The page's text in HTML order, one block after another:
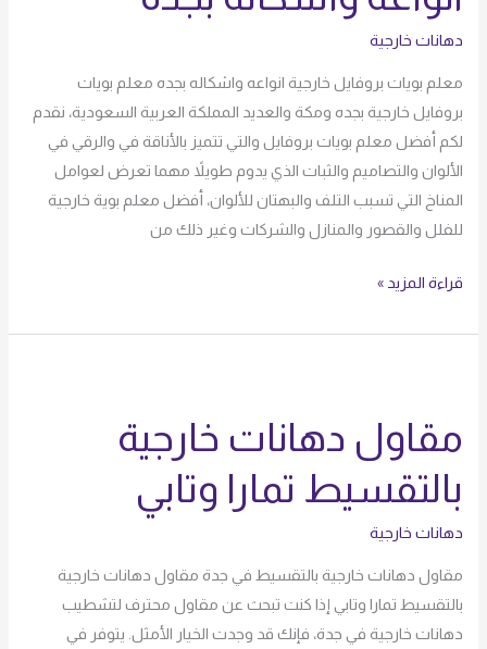
دهانات خارجية
معلم بويات بروفايل خارجية انواعه واشكاله بجده معلم بويات
بروفايل خارجية بجده ومكة والعديد المملكة العربية السعودية، نقدم
لكم أفضل معلم بويات بروفايل والتي تتميز بالأناقة في والرقي في
الألوان والتصاميم والثبات الذي يدوم طويلاً مهما تعرض لعوامل
المناخ التي تسبب التلف والبهتان للألوان، أفضل معلم بوية خارجية
للفلل والقصور والمنازل والشركات وغير ذلك من
واشكاله
قراءة المزيد »
مقاول دهانات خارجية
بالتقسيط تمارا وتابي
دهانات خارجية
مقاول دهانات خارجية بالتقسيط في جدة مقاول دهانات خارجية
بالتقسيط تمارا وتابي إذا كنت تبحث عن مقاول محترف لتشطيب
دهانات خارجية في جدة، فإنك قد وجدت الخيار الأمثل. يتوفر في
خارجية
بالتقسيط
تمارا